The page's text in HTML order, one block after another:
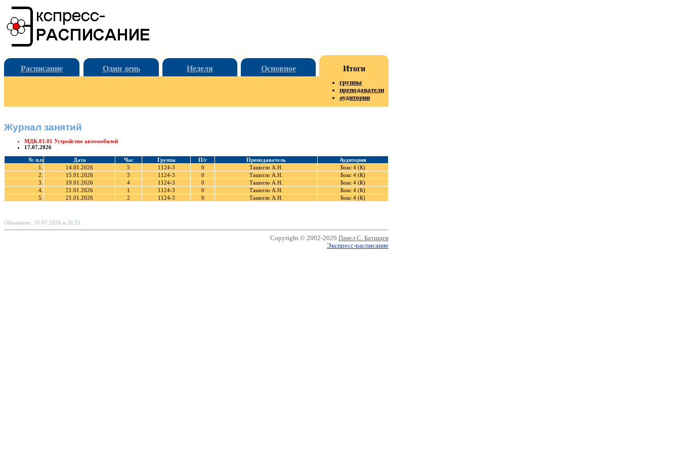
Расписание Один день Неделя Основное Итоги
группы
преподаватели
аудитории
Журнал занятий
МДК.01.01 Устройство автомобилей
17.07.2026
№ п.п Дата Час Группа П/г Преподаватель
Аудитория
1.
14.01.2026 5 1124-3 0 Ташогло А.Н.
Бокс 4 (К)
2.
15.01.2026 3 1124-3 0 Ташогло А.Н.
Бокс 4 (К)
3.
19.01.2026 4 1124-3 0 Ташогло А.Н.
Бокс 4 (К)
4.
21.01.2026 1 1124-3 0 Ташогло А.Н.
Бокс 4 (К)
5.
21.01.2026 2 1124-3 0 Ташогло А.Н. Бокс 4 (К)
Обновлено: 16.07.2026 в 20:25.
Copyright © 2002-2026 Павел С. Батищев
Экспресс-расписание